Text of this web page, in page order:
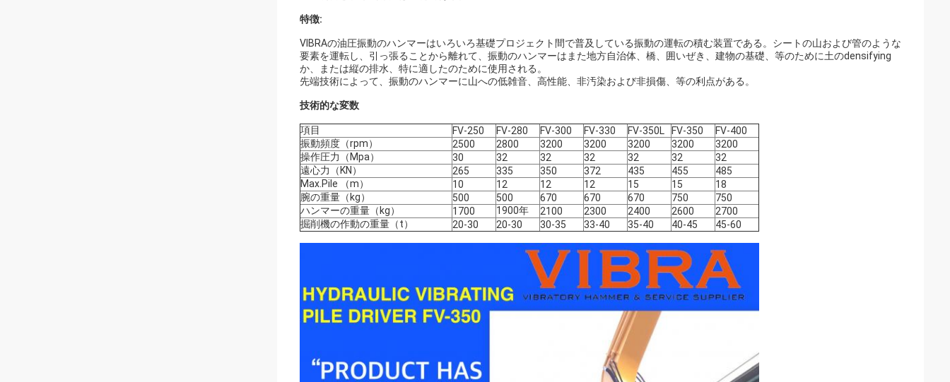
特徴:
VIBRAの油圧振動のハンマーはいろいろ基礎プロジェクト間で普及している振動の運転の積む装置である。シートの山および管のような
要素を運転し、引っ張ることから離れて、振動のハンマーはまた地方自治体、橋、囲いぜき、建物の基礎、等のために土のdensifying
か、または縦の排水、特に適したのために使用される。
先端技術によって、振動のハンマーに山への低雑音、高性能、非汚染および非損傷、等の利点がある。
技術的な変数
項目 FV-250 FV-280 FV-300 FV-330 FV-350L FV-350
FV-400
振動頻度（rpm）
2500 2800 3200 3200 3200 3200
3200
操作圧力（Mpa）
30 32 32 32 32 32
32
遠心力（KN）
265 335 350 372 435 455
485
Max.Pile （m）
10 12 12 12 15 15
18
腕の重量（kg）
500 500 670 670 670 750
750
ハンマーの重量（kg）
1700 1900年 2100 2300 2400 2600
2700
掘削機の作動の重量（t）
20-30 20-30 30-35 33-40 35-40 40-45 45-60